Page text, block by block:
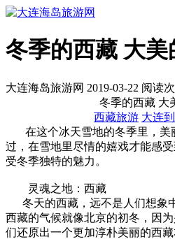
冬季的西藏 大美
大连海岛旅游网 2019-03-22 阅读次
冬季的西藏 大
西藏旅游 大连
在这个冰天雪地的冬季里，美
过，在雪地里尽情的嬉戏才能感
受冬季独特的魅力。
灵魂之地：西藏
冬天的西藏，远不是人们想象
西藏的气候就像北京的初冬，因
们还原出一个更加淳朴美丽的西